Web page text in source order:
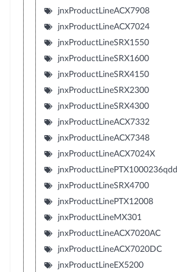
jnxProductLineACX7908
jnxProductLineACX7024
jnxProductLineSRX1550
jnxProductLineSRX1600
jnxProductLineSRX4150
jnxProductLineSRX2300
jnxProductLineSRX4300
jnxProductLineACX7332
jnxProductLineACX7348
jnxProductLineACX7024X
jnxProductLinePTX1000236qdd
jnxProductLineSRX4700
jnxProductLinePTX12008
jnxProductLineMX301
jnxProductLineACX7020AC
jnxProductLineACX7020DC
jnxProductLineEX5200